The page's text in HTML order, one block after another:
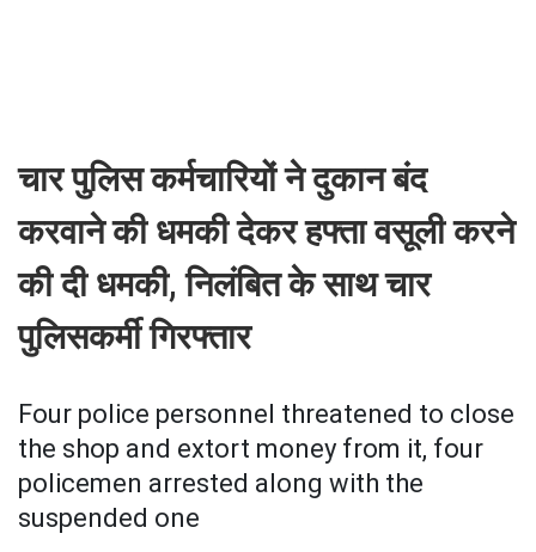
चार पुलिस कर्मचारियों ने दुकान बंद
करवाने की धमकी देकर हफ्ता वसूली करने
की दी धमकी, निलंबित के साथ चार
पुलिसकर्मी गिरफ्तार
Four police personnel threatened to close
the shop and extort money from it, four
policemen arrested along with the
suspended one